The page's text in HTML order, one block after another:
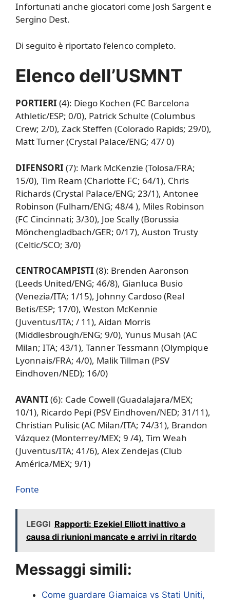
Infortunati anche giocatori come Josh Sargent e
Sergino Dest.
Di seguito è riportato l’elenco completo.
Elenco dell’USMNT
PORTIERI (4): Diego Kochen (FC Barcelona
Athletic/ESP; 0/0), Patrick Schulte (Columbus
Crew; 2/0), Zack Steffen (Colorado Rapids; 29/0),
Matt Turner (Crystal Palace/ENG; 47/ 0)
DIFENSORI (7): Mark McKenzie (Tolosa/FRA;
15/0), Tim Ream (Charlotte FC; 64/1), Chris
Richards (Crystal Palace/ENG; 23/1), Antonee
Robinson (Fulham/ENG; 48/4 ), Miles Robinson
(FC Cincinnati; 3/30), Joe Scally (Borussia
Mönchengladbach/GER; 0/17), Auston Trusty
(Celtic/SCO; 3/0)
CENTROCAMPISTI (8): Brenden Aaronson
(Leeds United/ENG; 46/8), Gianluca Busio
(Venezia/ITA; 1/15), Johnny Cardoso (Real
Betis/ESP; 17/0), Weston McKennie
(Juventus/ITA; / 11), Aidan Morris
(Middlesbrough/ENG; 9/0), Yunus Musah (AC
Milan; ITA; 43/1), Tanner Tessmann (Olympique
Lyonnais/FRA; 4/0), Malik Tillman (PSV
Eindhoven/NED); 16/0)
AVANTI (6): Cade Cowell (Guadalajara/MEX;
10/1), Ricardo Pepi (PSV Eindhoven/NED; 31/11),
Christian Pulisic (AC Milan/ITA; 74/31), Brandon
Vázquez (Monterrey/MEX; 9 /4), Tim Weah
(Juventus/ITA; 41/6), Alex Zendejas (Club
América/MEX; 9/1)
Fonte
LEGGI Rapporti: Ezekiel Elliott inattivo a
causa di riunioni mancate e arrivi in ​​ritardo
Messaggi simili:
Come guardare Giamaica vs Stati Uniti,